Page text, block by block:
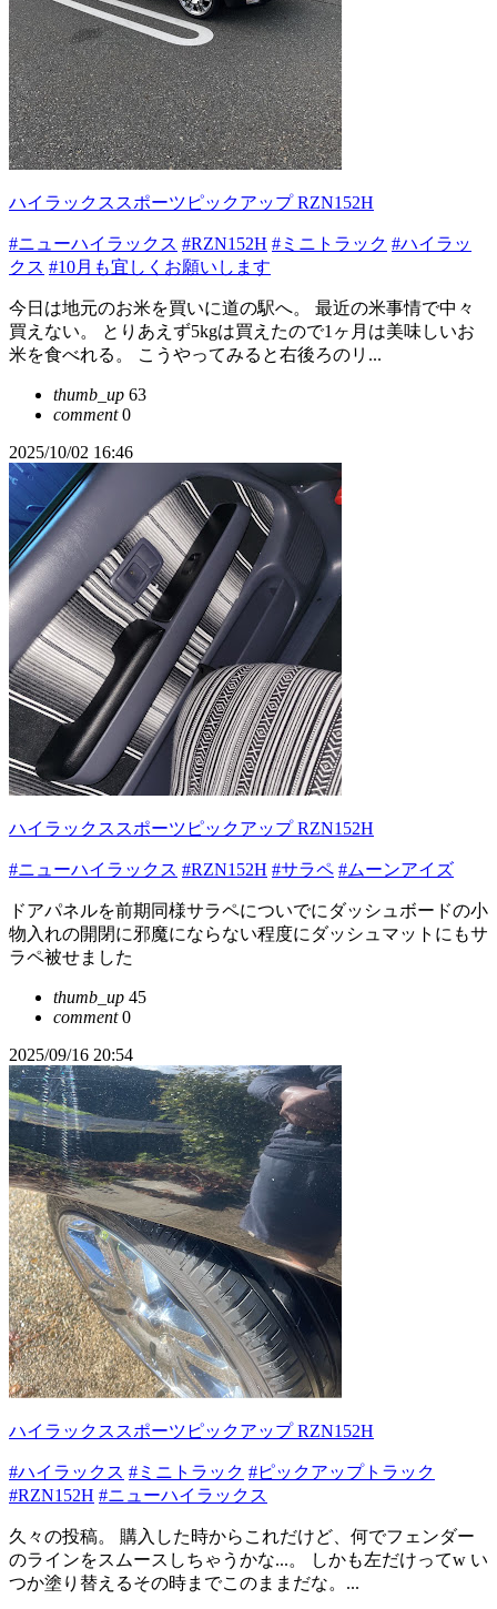
ハイラックススポーツピックアップ RZN152H
#ニューハイラックス #RZN152H #ミニトラック #ハイラッ
クス #10月も宜しくお願いします
今日は地元のお米を買いに道の駅へ。 最近の米事情で中々
買えない。 とりあえず5kgは買えたので1ヶ月は美味しいお
米を食べれる。 こうやってみると右後ろのリ...
thumb_up 63
comment0
2025/10/02 16:46
ハイラックススポーツピックアップ RZN152H
#ニューハイラックス #RZN152H #サラペ #ムーンアイズ
ドアパネルを前期同様サラペについでにダッシュボードの小
物入れの開閉に邪魔にならない程度にダッシュマットにもサ
ラペ被せました
thumb_up 45
comment0
2025/09/16 20:54
ハイラックススポーツピックアップ RZN152H
#ハイラックス #ミニトラック #ピックアップトラック
#RZN152H #ニューハイラックス
久々の投稿。 購入した時からこれだけど、何でフェンダー
のラインをスムースしちゃうかな...。 しかも左だけってw い
つか塗り替えるその時までこのままだな。...